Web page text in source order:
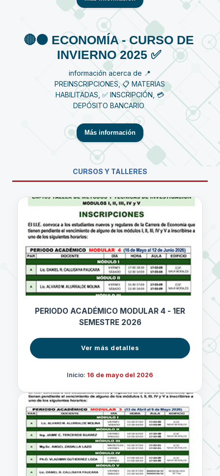
🔴⚫️ ECONOMÍA - CURSO DE
INVIERNO 2025 ✅
información acerca de 📍
PREINSCRIPCIONES, 📋 MATERIAS
HABILITADAS, ✅ INSCRIPCIÓN, 💳
DEPÓSITO BANCARIO
Más información
CURSOS Y TALLERES
PERIODO ACADÉMICO MODULAR 4 - 1ER
SEMESTRE 2026
Ver más detalles
Inicio: 16 de mayo del 2026